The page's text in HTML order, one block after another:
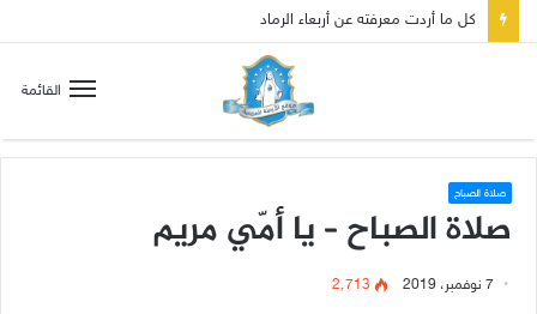
كل ما أردت معرفته عن أربعاء الرماد
القائمة
صلاة الصباح
صلاة الصباح – يا أمّي مريم
7 نوفمبر، 2019 2٬713